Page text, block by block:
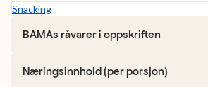
Snacking
BAMAs råvarer i oppskriften
Næringsinnhold (per porsjon)